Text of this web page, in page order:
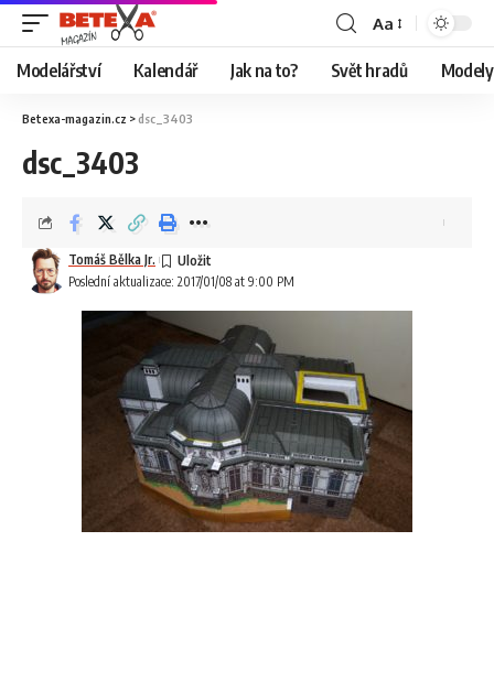
Aa
Modelářství Kalendář Jak na to? Svět hradů
Betexa-magazin.cz >dsc_3403
dsc_3403
Poslední aktualizace: 2017/01/08 at 9:00 PM
Tomáš Bělka Jr.